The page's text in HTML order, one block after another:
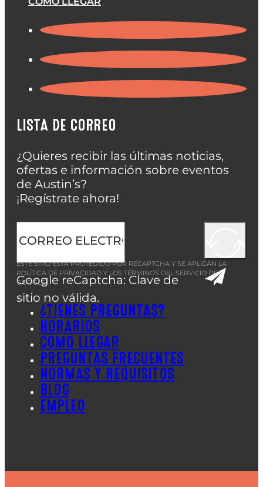
LISTA DE CORREO
¿Quieres recibir las últimas noticias,
ofertas e información sobre eventos
de Austin’s?
¡Regístrate ahora!
Google reCaptcha: Clave de
sitio no válida.
ESTE SITIO ESTÁ PROTEGIDO POR RECAPTCHA Y SE APLICAN LA
POLÍTICA DE PRIVACIDAD Y LOS TÉRMINOS DEL SERVICIO DE
GOOGLE.
¿TIENES PREGUNTAS?
HORARIOS
CÓMO LLEGAR
PREGUNTAS FRECUENTES
NORMAS Y REQUISITOS
BLOG
EMPLEO